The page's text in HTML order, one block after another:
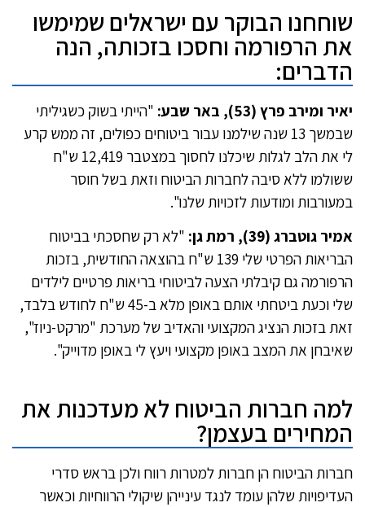
שוחחנו הבוקר עם ישראלים שמימשו
את הרפורמה וחסכו בזכותה, הנה
הדברים:
יאיר ומירב פרץ (53), באר שבע:
"הייתי בשוק כשגיליתי
שבמשך 13 שנה שילמנו עבור ביטוחים כפולים, זה ממש קרע
לי את הלב לגלות שיכלנו לחסוך במצטבר 12,419 ש"ח
ששולמו ללא סיבה לחברות הביטוח וזאת בשל חוסר
במעורבות ומודעות לזכויות שלנו".
אמיר גוטברג (39), רמת גן:
"לא רק שחסכתי בביטוח
הבריאות הפרטי שלי 139 ש"ח בהוצאה החודשית, בזכות
הרפורמה גם קיבלתי הצעה לביטוחי בריאות פרטיים לילדים
שלי וכעת ביטחתי אותם באופן מלא ב-45 ש"ח לחודש בלבד,
זאת בזכות הנציג המקצועי והאדיב של מערכת "מרקט-ניוז",
שאיבחן את המצב באופן מקצועי ויעץ לי באופן מדוייק".
למה חברות הביטוח לא מעדכנות את
המחירים בעצמן?
חברות הביטוח הן חברות למטרות רווח ולכן בראש סדרי
העדיפויות שלהן עומד לנגד עינייהן שיקולי הרווחיות וכאשר